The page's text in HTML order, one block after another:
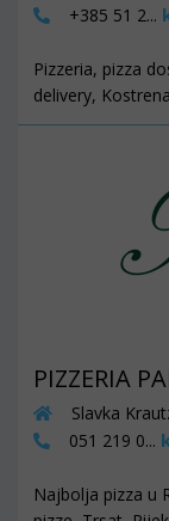
+385 51 2...
Pizzeria, pizza
delivery, Kostrena
PIZZERIA
Slavka
051 219 0...
Najbolja pizza u